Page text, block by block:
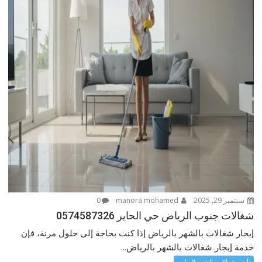
سبتمبر 29, 2025 0
شغالات جنوب الرياض حي الحاير 0574587326
إيجار شغالات بالشهر بالرياض إذا كنت بحاجة إلى حلول مرنة، فإن
خدمة إيجار شغالات بالشهر بالرياض...